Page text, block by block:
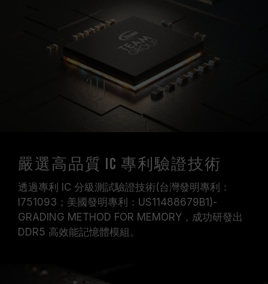
嚴選高品質 IC 專利驗證技術
透過專利 IC 分級測試驗證技術(台灣發明專利：
I751093；美國發明專利：US11488679B1)-
GRADING METHOD FOR MEMORY，成功研發出
DDR5 高效能記憶體模組。